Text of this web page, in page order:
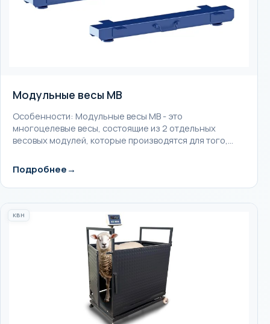
Модульные весы MB
Особенности: Модульные весы MB - это
многоцелевые весы, состоящие из 2 отдельных
весовых модулей, которые производятся для того,…
Подробнее
KBH